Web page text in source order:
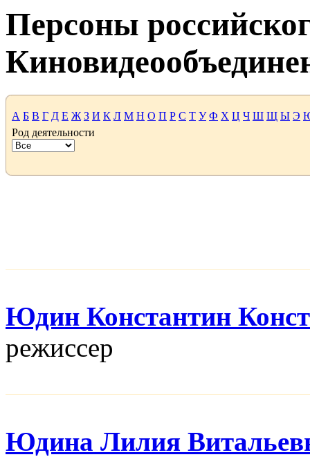
Персоны
А Б В Г Д Е Ж З И К Л М Н О П Р С Т У Ф Х Ц Ч Ш Щ Ы Э
Род деятельности
Юдин Константин
режисcер
Юдина Лилия